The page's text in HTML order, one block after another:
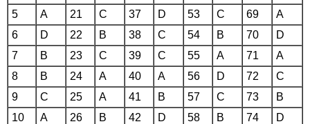
5
A 21 C 37 D 53 C 69
A
6
D 22 B 38 C 54 B 70
D
7
B 23 C 39 C 55 A 71
A
8
B 24 A 40 A 56 D 72
C
9
C 25 A 41 B 57 C 73
B
10
A 26 B 42 D 58 B 74
D